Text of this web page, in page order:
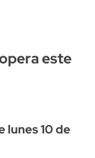
este
lunes 10 de